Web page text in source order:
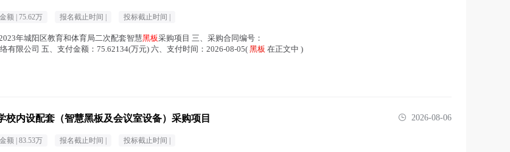
额 | 75.62万 报名截止时间 | 投标截止时间 |
年城阳区教育和体育局二次配套智慧黑板采购项目 三、采购合同编号：
有限公司 五、支付金额：75.62134(万元) 六、支付时间：2026-08-05(黑板 在正文中 )
内设配套（智慧黑板及会议室设备）采购项目
额 | 83.53万 报名截止时间 | 投标截止时间 |
2026-08-06